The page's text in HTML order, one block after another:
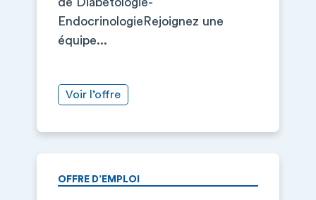
EndocrinologieRejoignez une
équipe...
Voir l’offre
OFFRE D’EMPLOI